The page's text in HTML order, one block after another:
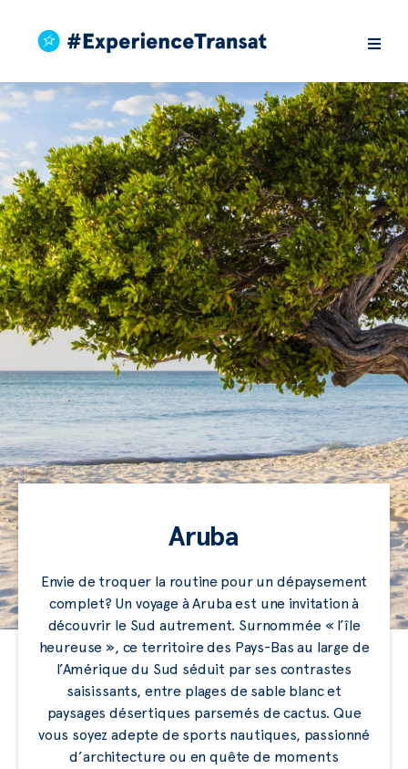
Aruba
Envie de troquer la routine pour un dépaysement
complet? Un voyage à Aruba est une invitation à
découvrir le Sud autrement. Surnommée « l’île
heureuse », ce territoire des Pays-Bas au large de
l’Amérique du Sud séduit par ses contrastes
saisissants, entre plages de sable blanc et
paysages désertiques parsemés de cactus. Que
vous soyez adepte de sports nautiques, passionné
d’architecture ou en quête de moments